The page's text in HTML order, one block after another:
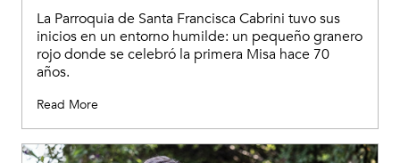
La Parroquia de Santa Francisca Cabrini tuvo sus
inicios en un entorno humilde: un pequeño granero
rojo donde se celebró la primera Misa hace 70
años.
Read More